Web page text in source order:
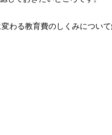
わる教育費のしくみについて